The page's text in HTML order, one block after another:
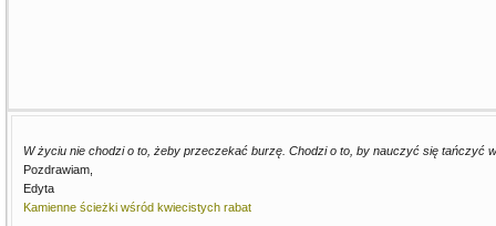
W życiu nie chodzi o to, żeby przeczekać burzę. Chodzi o to, by nauczyć się tańczyć
Pozdrawiam,
Edyta
Kamienne ścieżki wśród kwiecistych rabat